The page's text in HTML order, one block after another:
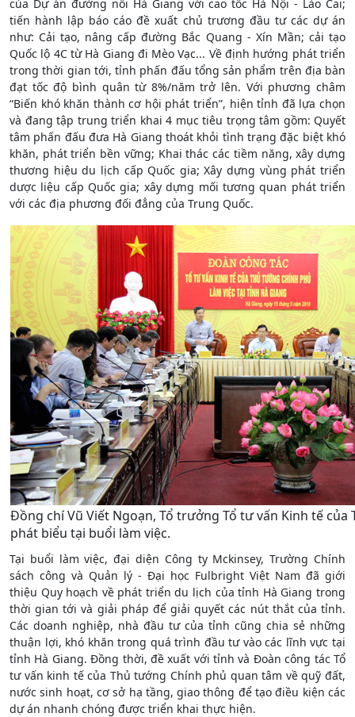
của Dự án đường nối Hà Giang với cao tốc Hà Nội - Lào Cai;
tiến hành lập báo cáo đề xuất chủ trương đầu tư các dự án
như: Cải tạo, nâng cấp đường Bắc Quang - Xín Mần; cải tạo
Quốc lộ 4C từ Hà Giang đi Mèo Vạc... Về định hướng phát triển
trong thời gian tới, tỉnh phấn đấu tổng sản phẩm trên địa bàn
đạt tốc độ bình quân từ 8%/năm trở lên. Với phương châm
“Biến khó khăn thành cơ hội phát triển”, hiện tỉnh đã lựa chọn
và đang tập trung triển khai 4 mục tiêu trọng tâm gồm: Quyết
tâm phấn đấu đưa Hà Giang thoát khỏi tình trạng đặc biệt khó
khăn, phát triển bền vững; Khai thác các tiềm năng, xây dựng
thương hiệu du lịch cấp Quốc gia; Xây dựng vùng phát triển
dược liệu cấp Quốc gia; xây dựng mối tương quan phát triển
với các địa phương đối đẳng của Trung Quốc.
Đồng chí Vũ Viết Ngoạn, Tổ trưởng Tổ tư vấn Kinh tế
phát biểu tại buổi làm việc.
Tại buổi làm việc, đại diện Công ty Mckinsey, Trường Chính
sách công và Quản lý - Đại học Fulbright Việt Nam đã giới
thiệu Quy hoạch về phát triển du lịch của tỉnh Hà Giang trong
thời gian tới và giải pháp để giải quyết các nút thắt của tỉnh.
Các doanh nghiệp, nhà đầu tư của tỉnh cũng chia sẻ những
thuận lợi, khó khăn trong quá trình đầu tư vào các lĩnh vực tại
tỉnh Hà Giang. Đồng thời, đề xuất với tỉnh và Đoàn công tác Tổ
tư vấn kinh tế của Thủ tướng Chính phủ quan tâm về quỹ đất,
nước sinh hoạt, cơ sở hạ tầng, giao thông để tạo điều kiện các
dự án nhanh chóng được triển khai thực hiện.